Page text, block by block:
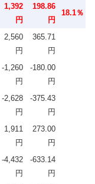
1,392
円
198.86
円
18.1％
2,560
円
365.71
円
-1,260
円
-180.00
円
-2,628
円
-375.43
円
1,911
円
273.00
円
-4,432
円
-633.14
円